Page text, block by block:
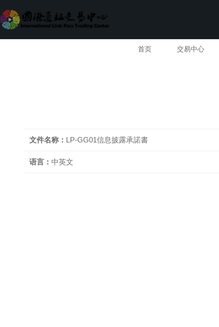
首页 交易中心
文件名称： LP-GG01信息披露承諾書
语言： 中英文